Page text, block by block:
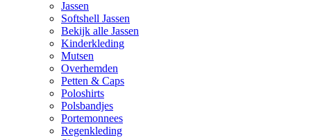
Jassen
Softshell Jassen
Bekijk alle Jassen
Kinderkleding
Mutsen
Overhemden
Petten & Caps
Poloshirts
Polsbandjes
Portemonnees
Regenkleding